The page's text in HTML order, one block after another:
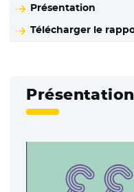
Présentation
Télécharger le
Présentation